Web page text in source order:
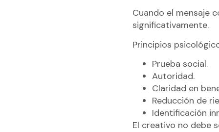
Cuando el mensaje
significativamente.
Principios
Prueba social.
Autoridad.
Claridad en
Reducción de
Identificación
El creativo no debe